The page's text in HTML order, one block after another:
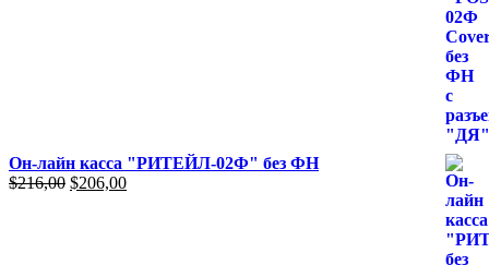
Он-лайн касса "РИТЕЙЛ-02Ф" без ФН
$216,00 Первоначальная
$206,00Текущая